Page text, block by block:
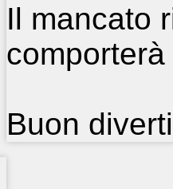
Il mancato
Buon